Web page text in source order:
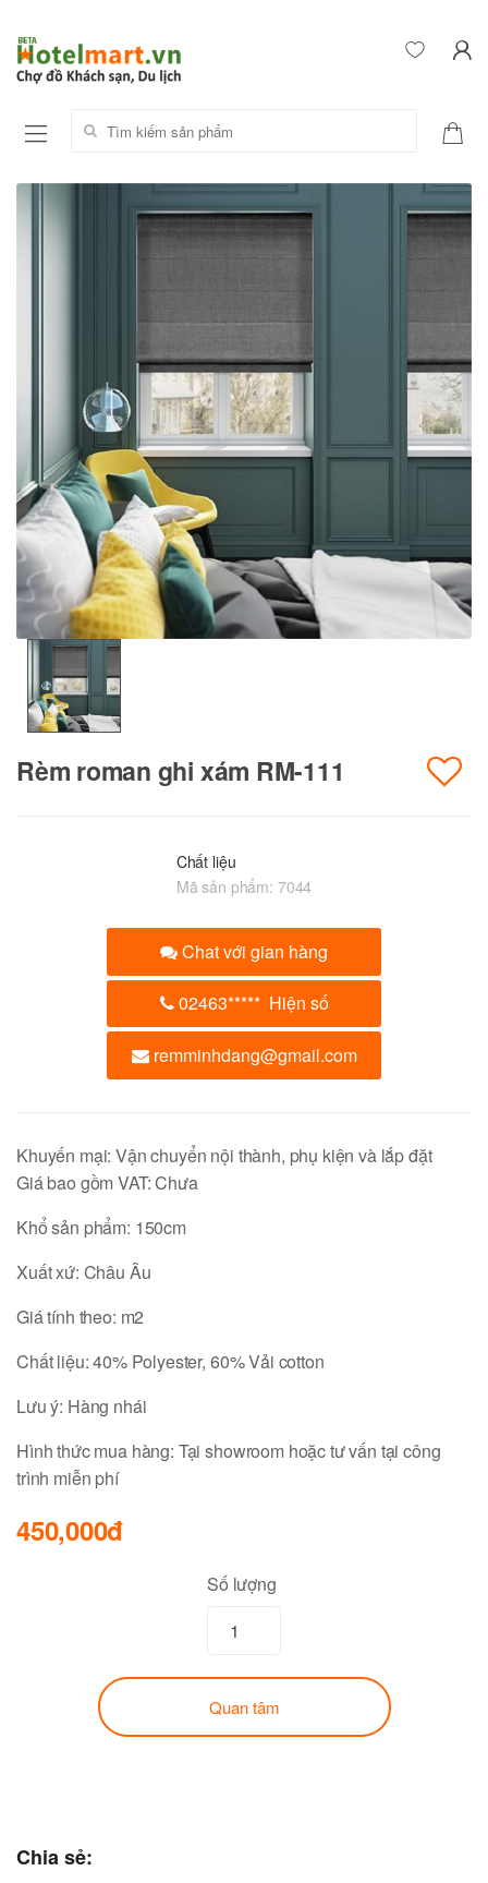
Tìm kiếm sản phẩm:
Rèm roman ghi xám RM-111
Chất liệu
Mã sản phẩm: 7044
Chat với gian hàng
02463***** Hiện số
remminhdang@gmail.com
Khuyến mại: Vận chuyển nội thành, phụ kiện và lắp đặt
Giá bao gồm VAT: Chưa
Khổ sản phẩm: 150cm
Xuất xứ: Châu Âu
Giá tính theo: m2
Chất liệu: 40% Polyester, 60% Vải cotton
Lưu ý: Hàng nhái
Hình thức mua hàng: Tại showroom hoặc tư vấn tại công
trình miễn phí
450,000đ
Số lượng
Quan tâm
Chia sẻ: